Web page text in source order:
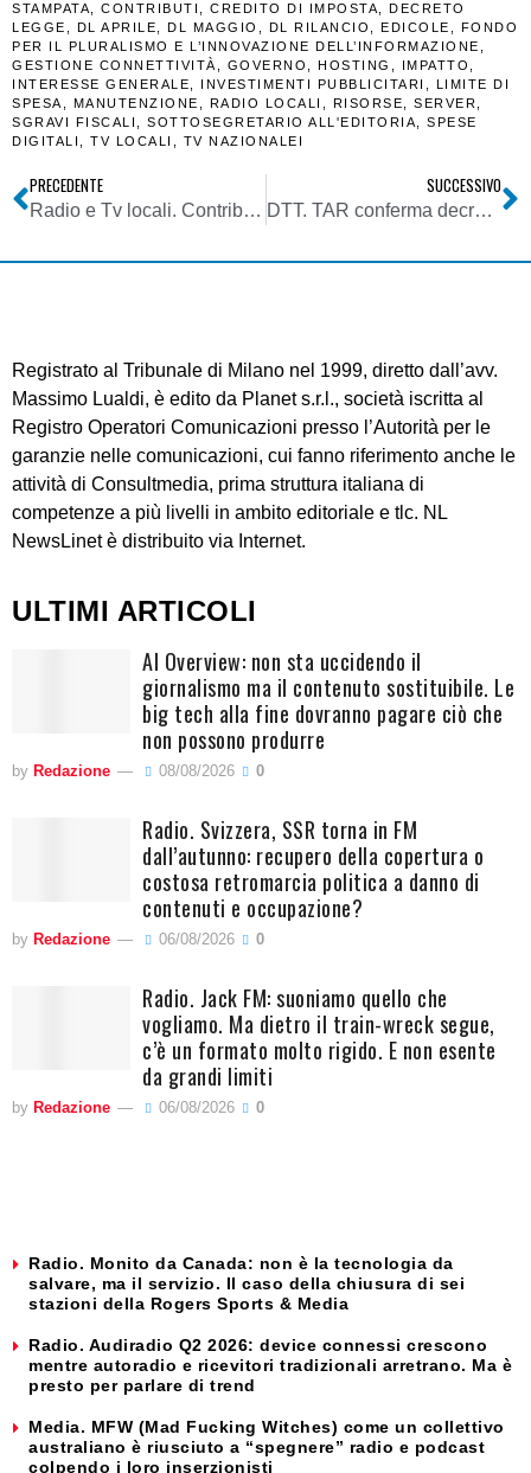
STAMPATA, CONTRIBUTI , CREDITO DI IMPOSTA,
DECRETO
LEGGE , DL APRILE, DL MAGGIO , DL RILANCIO , EDICOLE ,
FONDO
PER IL PLURALISMO E L’INNOVAZIONE DELL’INFORMAZIONE ,
GESTIONE CONNETTIVITÀ, GOVERNO , HOSTING , IMPATTO ,
INTERESSE GENERALE, INVESTIMENTI PUBBLICITARI ,
LIMITE DI
SPESA, MANUTENZIONE , RADIO LOCALI , RISORSE, SERVER,
SGRAVI FISCALI , SOTTOSEGRETARIO ALL'EDITORIA, SPESE
DIGITALI , TV LOCALI , TV NAZIONALEI
PRECEDENTE
Radio e Tv locali. Contributi ex DPR 146/2017 per annualità 2018: pubblicati gli elenchi dei pagamenti dell’extragettito RAI
SUCCESSIVO
DTT. TAR conferma decreto monocratico e sospende anche delibera 153/20/CONS: Panzironi può proseguire anche sul canale 61
Registrato al Tribunale di Milano nel 1999, diretto dall’avv.
Massimo Lualdi, è edito da Planet s.r.l., società iscritta al
Registro Operatori Comunicazioni presso l’Autorità per le
garanzie nelle comunicazioni, cui fanno riferimento anche le
attività di Consultmedia, prima struttura italiana di
competenze a più livelli in ambito editoriale e tlc. NL
NewsLinet è distribuito via Internet.
ULTIMI ARTICOLI
AI Overview: non sta uccidendo il
giornalismo ma il contenuto sostituibile. Le
big tech alla fine dovranno pagare ciò che
non possono produrre
by Redazione 08/08/2026 0
Radio. Svizzera, SSR torna in FM
dall’autunno: recupero della copertura o
costosa retromarcia politica a danno di
contenuti e occupazione?
by Redazione 06/08/2026 0
Radio. Jack FM: suoniamo quello che
vogliamo. Ma dietro il train-wreck segue,
c’è un formato molto rigido. E non esente
da grandi limiti
by Redazione 06/08/2026 0
Radio. Monito da Canada: non è la tecnologia da
salvare, ma il servizio. Il caso della chiusura di sei
stazioni della Rogers Sports & Media
Radio. Audiradio Q2 2026: device connessi crescono
mentre autoradio e ricevitori tradizionali arretrano. Ma è
presto per parlare di trend
Media. MFW (Mad Fucking Witches) come un collettivo
australiano è riusciuto a “spegnere” radio e podcast
colpendo i loro inserzionisti